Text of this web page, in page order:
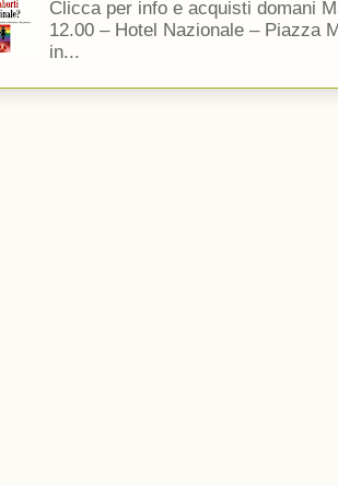
Clicca per info e acquisti domani
12.00 – Hotel Nazionale – Piazza
in...